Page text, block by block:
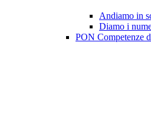
Andiamo in
Diamo i
PON Competenze